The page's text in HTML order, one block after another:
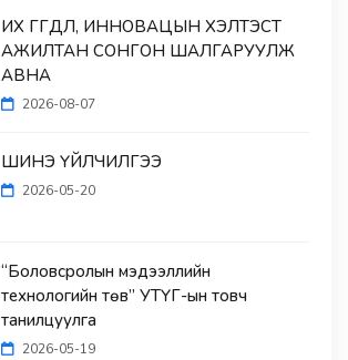
ИХ ӨГӨГДӨЛ, ИННОВАЦЫН ХЭЛТЭСТ
АЖИЛТАН СОНГОН ШАЛГАРУУЛЖ
АВНА
2026-08-07
ШИНЭ ҮЙЛЧИЛГЭЭ
2026-05-20
“Боловсролын мэдээллийн
технологийн төв” УТҮГ-ын товч
танилцуулга
2026-05-19